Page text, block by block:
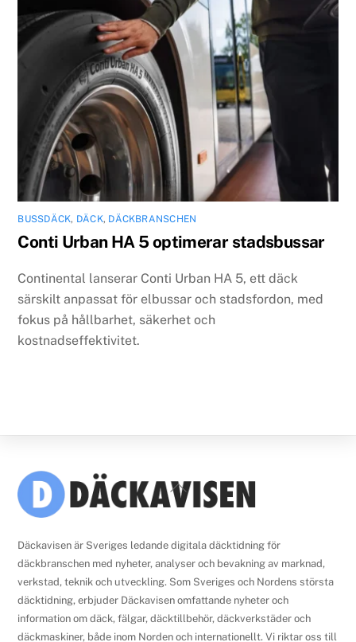
BUSSDÄCK, DÄCK, DÄCKBRANSCHEN
Conti Urban HA 5 optimerar stadsbussar
Continental lanserar Conti Urban HA 5, ett däck
särskilt anpassat för elbussar och stadsfordon, med
fokus på hållbarhet, säkerhet och
kostnadseffektivitet.
Back
To
Däckavisen är Sveriges ledande digitala däcktidning för
däckbranschen med nyheter, analyser och bevakning av marknad,
verkstad, teknik och utveckling. Som Sveriges och Nordens största
däcktidning, erbjuder Däckavisen omfattande nyheter och
information om däck, fälgar, däcktillbehör, däckverkstäder och
däckmaskiner, både inom Norden och internationellt. Vi riktar oss till